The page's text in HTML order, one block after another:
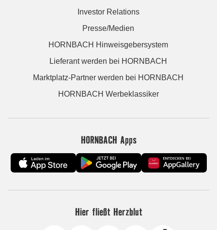
Investor Relations
Presse/Medien
HORNBACH Hinweisgebersystem
Lieferant werden bei HORNBACH
Marktplatz-Partner werden bei HORNBACH
HORNBACH Werbeklassiker
HORNBACH Apps
Hier fließt Herzblut